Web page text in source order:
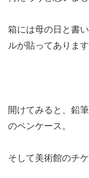
箱には母の日と書
ルが貼ってあります
開けてみると、鉛
のペンケース。
そして美術館のチ